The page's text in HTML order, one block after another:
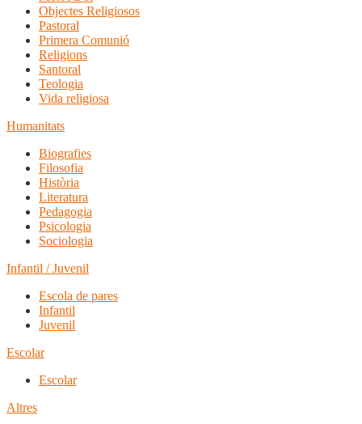
Objectes Religiosos
Pastoral
Primera Comunió
Religions
Santoral
Teologia
Vida religiosa
Humanitats
Biografies
Filosofia
Història
Literatura
Pedagogia
Psicologia
Sociologia
Infantil / Juvenil
Escola de pares
Infantil
Juvenil
Escolar
Escolar
Altres